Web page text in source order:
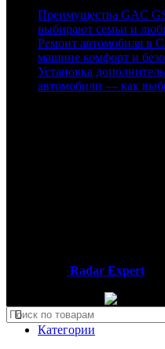
Преимущества GAC
выбирают семьи и
Ремонт автомобиля в
машине комфорт и
Установка
автомобили — как
Radar Expert
Категории